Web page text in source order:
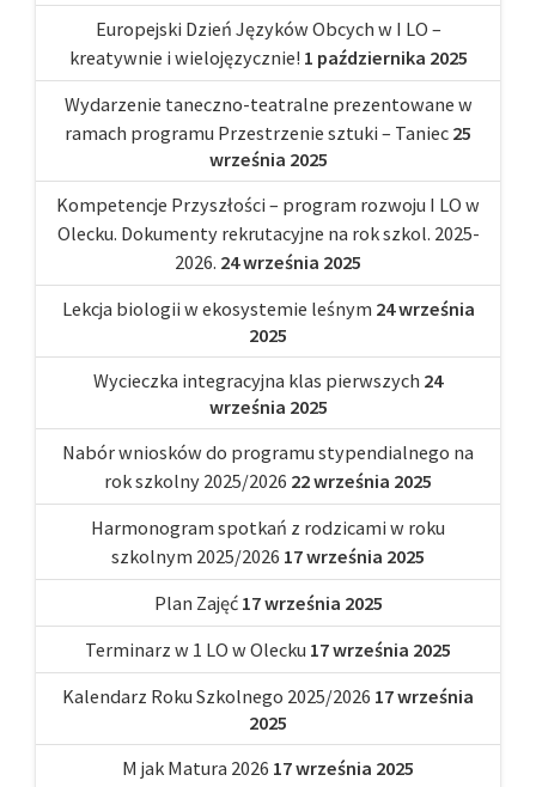
Europejski Dzień Języków Obcych w I LO –
kreatywnie i wielojęzycznie! 1 października 2025
Wydarzenie taneczno-teatralne prezentowane w
ramach programu Przestrzenie sztuki – Taniec 25
września 2025
Kompetencje Przyszłości – program rozwoju I LO w
Olecku. Dokumenty rekrutacyjne na rok szkol. 2025-
2026. 24 września 2025
Lekcja biologii w ekosystemie leśnym 24 września
2025
Wycieczka integracyjna klas pierwszych 24
września 2025
Nabór wniosków do programu stypendialnego na
rok szkolny 2025/2026 22 września 2025
Harmonogram spotkań z rodzicami w roku
szkolnym 2025/2026 17 września 2025
Plan Zajęć 17 września 2025
Terminarz w 1 LO w Olecku 17 września 2025
Kalendarz Roku Szkolnego 2025/2026 17 września
2025
M jak Matura 2026 17 września 2025